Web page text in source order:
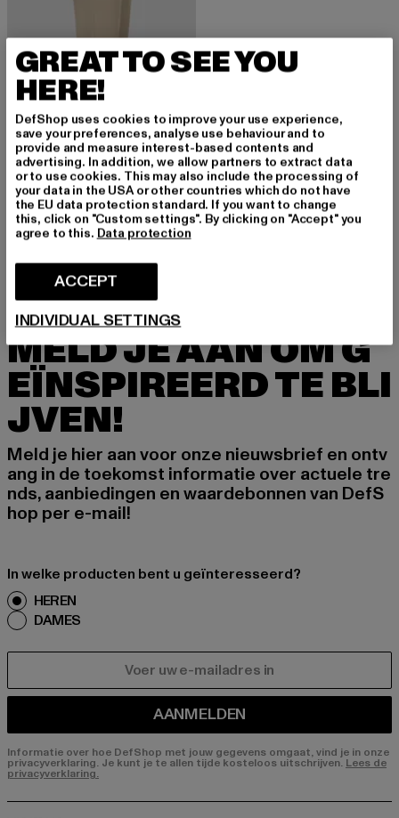
VERO MODA
Vero Moda Damen NOOS
vanEUR 11,96
Huidige prijs: Van EUR 11,96
EUR 29,90Actieprijs: EUR 29,90
MELD JE AAN OM G
EÏNSPIREERD TE BLI
JVEN!
Meld je hier aan voor onze nieuwsbrief en ontv
ang in de toekomst informatie over actuele tre
nds, aanbiedingen en waardebonnen van DefS
hop per e-mail!
In welke producten bent u geïnteresseerd?
HEREN
DAMES
AANMELDEN
Informatie over hoe DefShop met jouw gegevens omgaat, vind je in onze
privacyverklaring. Je kunt je te allen tijde kosteloos uitschrijven.Lees de
privacyverklaring.
GREAT TO SEE YOU
HERE!
DefShop uses cookies to improve your use experience,
save your preferences, analyse use behaviour and to
provide and measure interest-based contents and
advertising. In addition, we allow partners to extract data
or to use cookies. This may also include the processing of
your data in the USA or other countries which do not have
the EU data protection standard. If you want to change
this, click on "Custom settings". By clicking on "Accept" you
agree to this. Data protection
ACCEPT
INDIVIDUAL SETTINGS